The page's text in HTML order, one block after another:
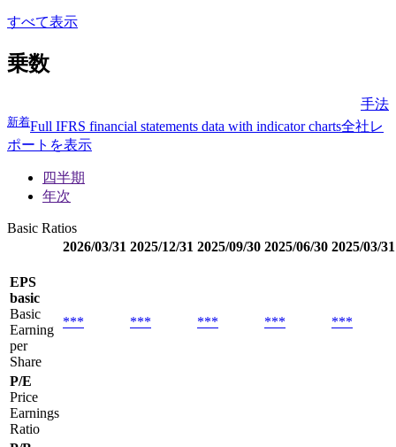
すべて表示
乗数
手法
新着Full IFRS financial statements data with indicator charts全社レ
ポートを表示
四半期
年次
Basic Ratios
2026/03/31 2025/12/31 2025/09/30 2025/06/30 2025/03/31
EPS
basic
Basic
Earning
per
Share
*** *** *** *** ***
P/E
Price
Earnings
Ratio